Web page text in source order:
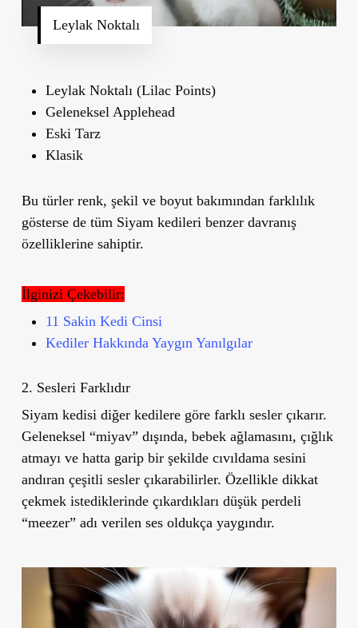
Leylak Noktalı
Leylak Noktalı (Lilac Points)
Geleneksel Applehead
Eski Tarz
Klasik
Bu türler renk, şekil ve boyut bakımından farklılık
gösterse de tüm Siyam kedileri benzer davranış
özelliklerine sahiptir.
İlginizi Çekebilir:
11 Sakin Kedi Cinsi
Kediler Hakkında Yaygın Yanılgılar
2. Sesleri Farklıdır
Siyam kedisi diğer kedilere göre farklı sesler çıkarır.
Geleneksel “miyav” dışında, bebek ağlamasını, çığlık
atmayı ve hatta garip bir şekilde cıvıldama sesini
andıran çeşitli sesler çıkarabilirler. Özellikle dikkat
çekmek istediklerinde çıkardıkları düşük perdeli
“meezer” adı verilen ses oldukça yaygındır.